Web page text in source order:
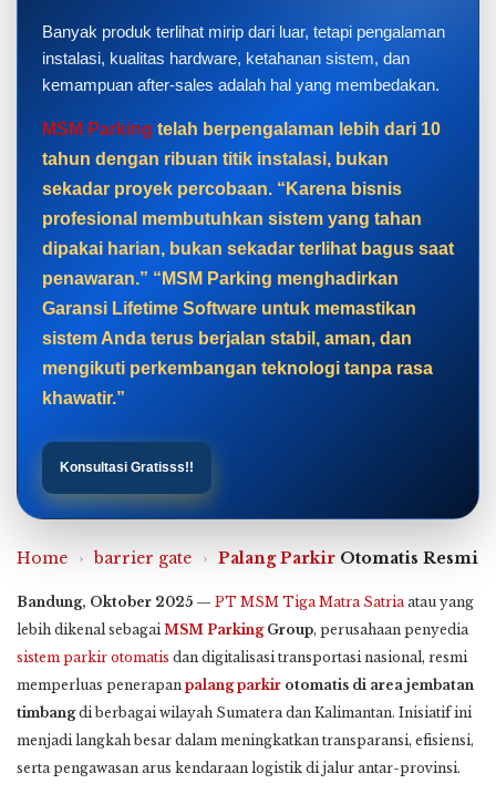
Banyak produk terlihat mirip dari luar, tetapi pengalaman
instalasi, kualitas hardware, ketahanan sistem, dan
kemampuan after-sales adalah hal yang membedakan.
MSM Parking telah berpengalaman lebih dari 10
tahun dengan ribuan titik instalasi, bukan
sekadar proyek percobaan. “Karena bisnis
profesional membutuhkan sistem yang tahan
dipakai harian, bukan sekadar terlihat bagus saat
penawaran.” “MSM Parking menghadirkan
Garansi Lifetime Software untuk memastikan
sistem Anda terus berjalan stabil, aman, dan
mengikuti perkembangan teknologi tanpa rasa
khawatir.”
Konsultasi Gratisss!!
Home › barrier gate › Palang Parkir Otomatis Resmi
Bandung, Oktober 2025 — PT MSM Tiga Matra Satria atau yang
lebih dikenal sebagai MSM ParkingGroup, perusahaan penyedia
sistem parkir otomatis dan digitalisasi transportasi nasional, resmi
memperluas penerapan palang parkir otomatis di area jembatan
timbangdi berbagai wilayah Sumatera dan Kalimantan. Inisiatif ini
menjadi langkah besar dalam meningkatkan transparansi, efisiensi,
serta pengawasan arus kendaraan logistik di jalur antar-provinsi.